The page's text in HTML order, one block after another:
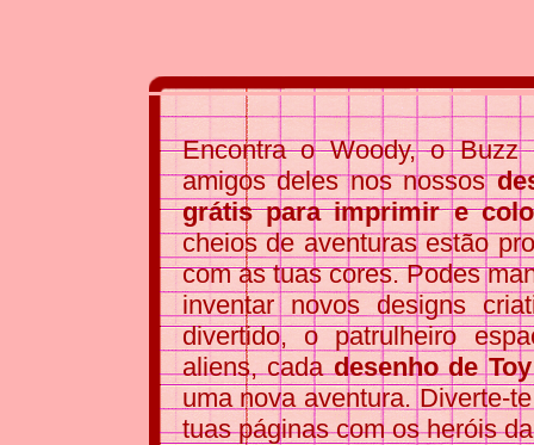
Encontra o Woody, o Buzz
amigos deles nos nossos
grátis para imprimir e
cheios de aventuras estão
com as tuas cores. Podes
inventar novos designs
divertido, o patrulheiro
aliens, cadadesenho de
uma nova aventura. Diverte-
tuas páginas com os heróis